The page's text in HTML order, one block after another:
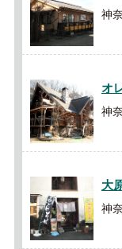
神
オ
神
大
神